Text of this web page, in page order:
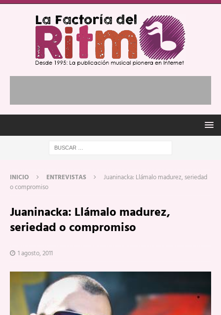
INICIO ENTREVISTAS
Juaninacka: Llámalo madurez, seriedad
o compromiso
Juaninacka: Llámalo madurez,
seriedad o compromiso
1 agosto, 2011